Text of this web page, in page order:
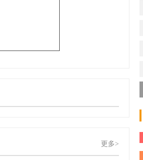
更多>